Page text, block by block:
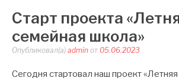
Старт проекта
семейная школа»
Опубликовал(а) admin от 05.06.2023
Сегодня стартовал наш проект